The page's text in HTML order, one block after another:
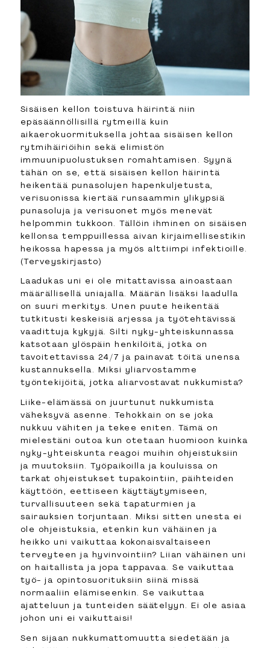
Sisäisen kellon toistuva häirintä niin
epäsäännöllisillä rytmeillä kuin
aikaerokuormituksella johtaa sisäisen kellon
rytmihäiriöihin sekä elimistön
immuunipuolustuksen romahtamisen. Syynä
tähän on se, että sisäisen kellon häirintä
heikentää punasolujen hapenkuljetusta,
verisuonissa kiertää runsaammin ylikypsiä
punasoluja ja verisuonet myös menevät
helpommin tukkoon. Tällöin ihminen on sisäisen
kellonsa temppuillessa aivan kirjaimellisestikin
heikossa hapessa ja myös alttiimpi infektioille.
(Terveyskirjasto)
Laadukas uni ei ole mitattavissa ainoastaan
määrällisellä uniajalla. Määrän lisäksi laadulla
on suuri merkitys. Unen puute heikentää
tutkitusti keskeisiä arjessa ja työtehtävissä
vaadittuja kykyjä. Silti nyky-yhteiskunnassa
katsotaan ylöspäin henkilöitä, jotka on
tavoitettavissa 24/7 ja painavat töitä unensa
kustannuksella. Miksi yliarvostamme
työntekijöitä, jotka aliarvostavat nukkumista?
Liike-elämässä on juurtunut nukkumista
väheksyvä asenne. Tehokkain on se joka
nukkuu vähiten ja tekee eniten. Tämä on
mielestäni outoa kun otetaan huomioon kuinka
nyky-yhteiskunta reagoi muihin ohjeistuksiin
ja muutoksiin. Työpaikoilla ja kouluissa on
tarkat ohjeistukset tupakointiin, päihteiden
käyttöön, eettiseen käyttäytymiseen,
turvallisuuteen sekä tapaturmien ja
sairauksien torjuntaan. Miksi sitten unesta ei
ole ohjeistuksia, etenkin kun vähäinen ja
heikko uni vaikuttaa kokonaisvaltaiseen
terveyteen ja hyvinvointiin? Liian vähäinen uni
on haitallista ja jopa tappavaa. Se vaikuttaa
työ- ja opintosuorituksiin siinä missä
normaaliin elämiseenkin. Se vaikuttaa
ajatteluun ja tunteiden säätelyyn. Ei ole asiaa
johon uni ei vaikuttaisi!
Sen sijaan nukkumattomuutta siedetään ja